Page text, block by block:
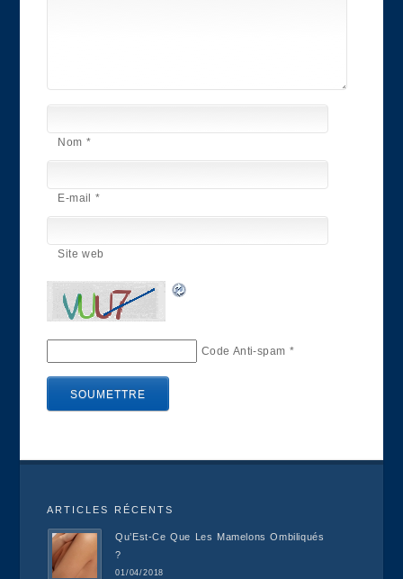
Nom*
E-mail*
Site web
Code Anti-spam *
ARTICLES RÉCENTS
Qu’Est-Ce Que Les Mamelons Ombiliqués
?
01/04/2018